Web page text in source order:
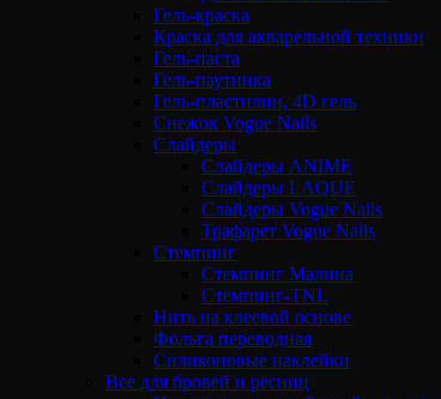
Гель-краска
Краска для акварельной техники
Гель-паста
Гель-паутинка
Гель-пластилин, 4D гель
Снежок Vogue Nails
Слайдеры
Слайдеры ANIME
Слайдеры LAQUE
Слайдеры Vogue Nails
Трафарет Vogue Nails
Стемпинг
Стемпинг Малина
Стемпинг-TNL
Нить на клеевой основе
Фольга переводная
Силиконовые наклейки
Все для бровей и ресниц